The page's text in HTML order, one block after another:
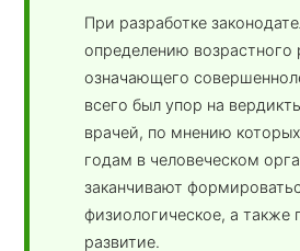
При разработке
определению возрастного
означающего
всего был упор на
врачей, по мнению
годам в человеческом
заканчивают
физиологическое, а также
развитие.